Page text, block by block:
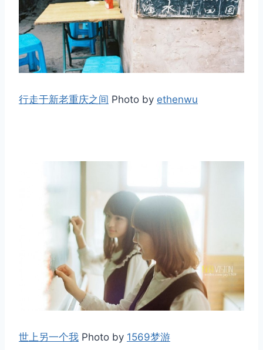
行走于新老重庆之间 Photo by ethenwu
世上另一个我 Photo by 1569梦游